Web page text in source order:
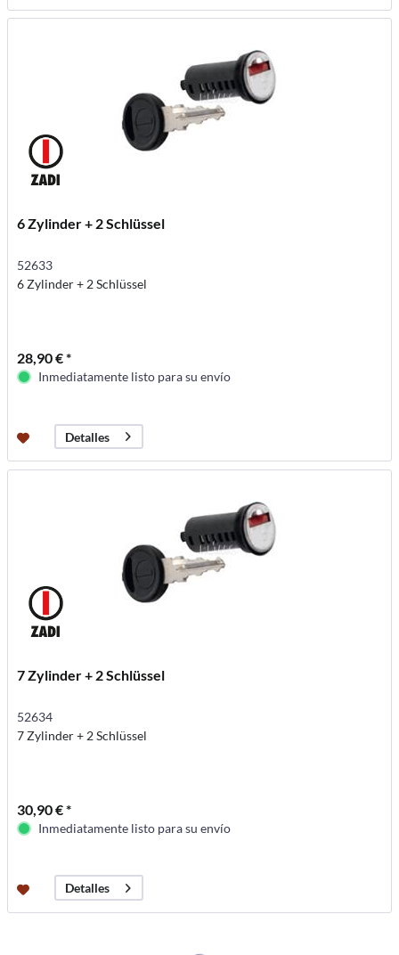
6 Zylinder + 2 Schlüssel
52633
6 Zylinder + 2 Schlüssel
28,90 € *
Inmediatamente listo para su envío
Detalles
7 Zylinder + 2 Schlüssel
52634
7 Zylinder + 2 Schlüssel
30,90 € *
Inmediatamente listo para su envío
Detalles